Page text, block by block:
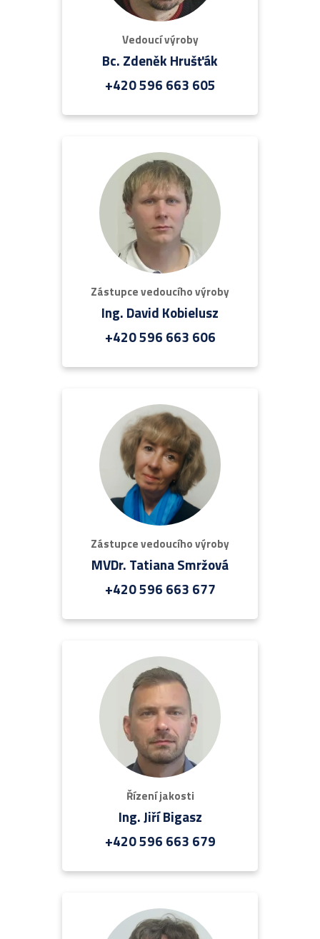
Vedoucí výroby
Bc. Zdeněk Hrušťák
+420 596 663 605
Zástupce vedoucího výroby
Ing. David Kobielusz
+420 596 663 606
Zástupce vedoucího výroby
MVDr. Tatiana Smržová
+420 596 663 677
Řízení jakosti
Ing. Jiří Bigasz
+420 596 663 679